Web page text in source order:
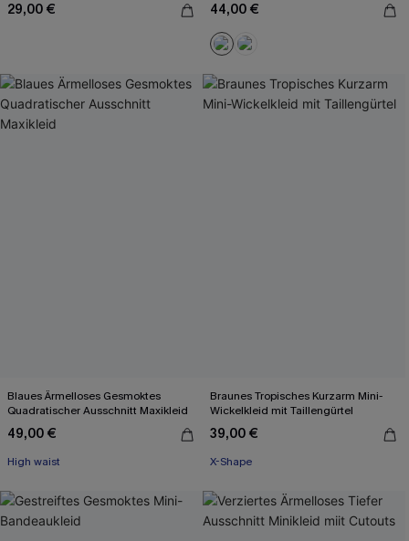
29,00 € 44,00 €
Blaues Ärmelloses Gesmoktes
Quadratischer Ausschnitt Maxikleid
49,00 €
High waist
Braunes Tropisches Kurzarm Mini-
Wickelkleid mit Taillengürtel
39,00 €
X-Shape